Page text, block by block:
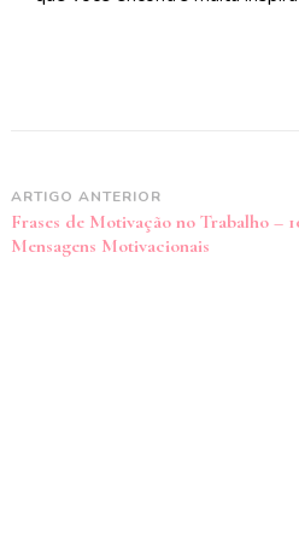
Navegação
de
post
ARTIGO ANTERIOR
Frases de Motivação no Trabalho –
Mensagens Motivacionais